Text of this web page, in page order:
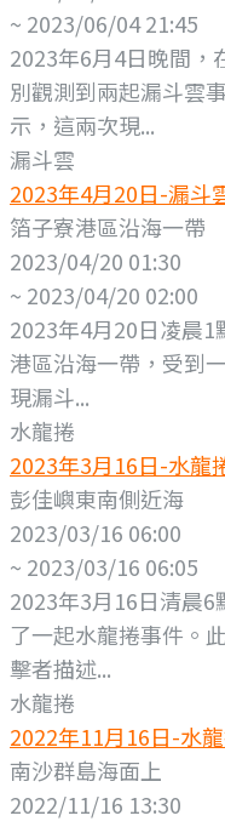
~ 2023/06/04 21:45
2023年6月4日晚間，
別觀測到兩起漏斗雲
示，這兩次現...
漏斗雲
2023年4月20日-漏斗
箔子寮港區沿海一帶
2023/04/20 01:30
~ 2023/04/20 02:00
2023年4月20日凌晨
港區沿海一帶，受到
現漏斗...
水龍捲
2023年3月16日-水龍
彭佳嶼東南側近海
2023/03/16 06:00
~ 2023/03/16 06:05
2023年3月16日清晨
了一起水龍捲事件。
擊者描述...
水龍捲
2022年11月16日-水
南沙群島海面上
2022/11/16 13:30